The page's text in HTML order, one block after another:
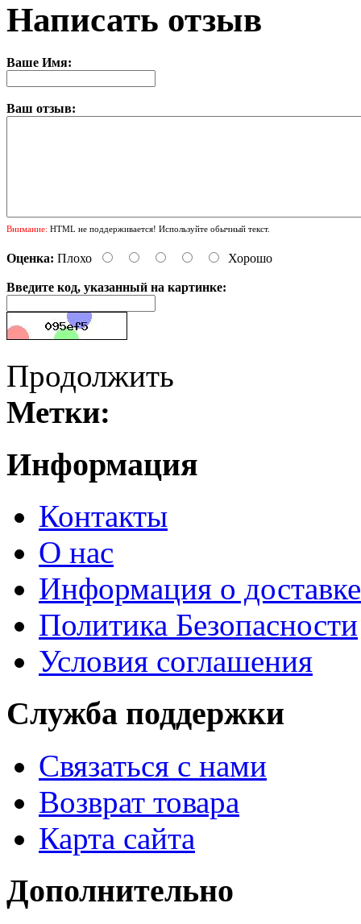
Написать отзыв
Ваше Имя:
Ваш отзыв:
Внимание: HTML не поддерживается! Используйте обычный текст.
Оценка: Плохо Хорошо
Введите код, указанный на картинке:
Продолжить
Метки:
Информация
Контакты
О нас
Информация о доставке
Политика Безопасности
Условия соглашения
Служба поддержки
Связаться с нами
Возврат товара
Карта сайта
Дополнительно